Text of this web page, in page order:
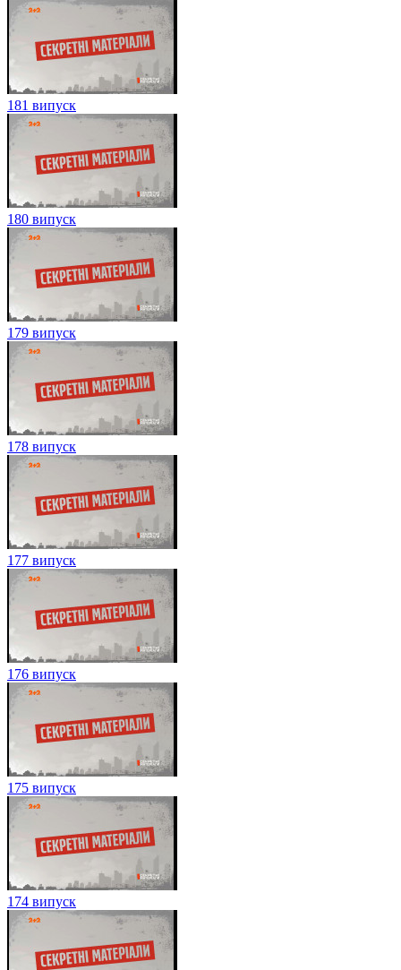
181 випуск
180 випуск
179 випуск
178 випуск
177 випуск
176 випуск
175 випуск
174 випуск